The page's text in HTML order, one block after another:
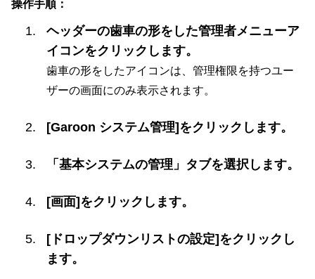
操作手順：
ヘッダーの歯車の形をした管理者メニューア
イコンをクリックします。
歯車の形をしたアイコンは、管理権限を持つユー
ザーの画面にのみ表示されます。
[Garoon システム管理]をクリックします。
「基本システムの管理」タブを選択します。
[画面]をクリックします。
[ドロップダウンリストの設定]をクリックし
ます。